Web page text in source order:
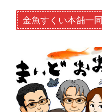
金魚すくい本舗一同